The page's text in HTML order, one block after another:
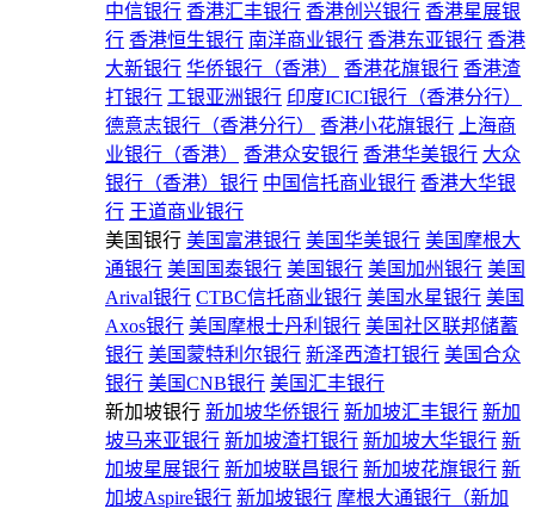
中信银行 香港汇丰银行 香港创兴银行 香港星展银
行 香港恒生银行 南洋商业银行 香港东亚银行 香港
大新银行 华侨银行（香港） 香港花旗银行 香港渣
打银行 工银亚洲银行 印度ICICI银行（香港分行）
德意志银行（香港分行）
香港小花旗银行
上海商
业银行（香港）
香港众安银行 香港华美银行 大众
银行（香港）银行 中国信托商业银行 香港大华银
行 王道商业银行
美国银行 美国富港银行 美国华美银行 美国摩根大
通银行 美国国泰银行 美国银行 美国加州银行 美国
Arival银行 CTBC信托商业银行 美国水星银行 美国
Axos银行 美国摩根士丹利银行 美国社区联邦储蓄
银行 美国蒙特利尔银行 新泽西渣打银行 美国合众
银行 美国CNB银行 美国汇丰银行
新加坡银行 新加坡华侨银行 新加坡汇丰银行 新加
坡马来亚银行 新加坡渣打银行 新加坡大华银行 新
加坡星展银行 新加坡联昌银行 新加坡花旗银行 新
加坡Aspire银行 新加坡银行 摩根大通银行（新加